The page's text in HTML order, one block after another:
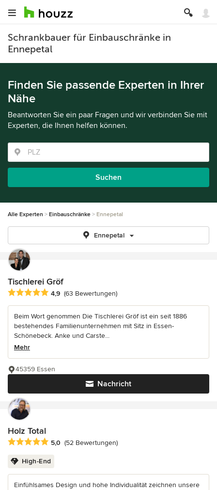
Schrankbauer für Einbauschränke in
Ennepetal
Finden Sie passende Experten in Ihrer
Nähe
Beantworten Sie ein paar Fragen und wir verbinden Sie mit
Experten, die Ihnen helfen können.
Suchen
Alle Experten Einbauschränke Ennepetal
Ennepetal
Tischlerei Gröf
Durchschnittliche Bewertung: 4.9 von 5 Sternen
4,9 (63 Bewertungen)
Beim Wort genommen Die Tischlerei Gröf ist ein seit 1886
bestehendes Familienunternehmen mit Sitz in Essen-
Schönebeck. Anke und Carste...
Mehr
Nachricht
45359 Essen
Holz Total
Durchschnittliche Bewertung: 5 von 5 Sternen
5,0 (52 Bewertungen)
High-End
Einfühlsames Design und hohe Individualität zeichnen unsere